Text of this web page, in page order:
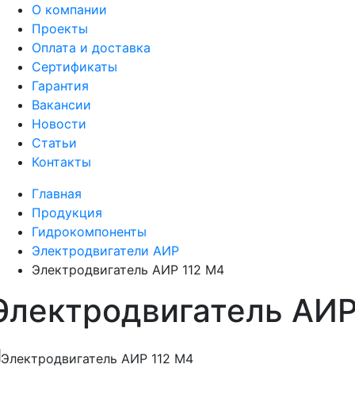
О компании
Проекты
Оплата и доставка
Сертификаты
Гарантия
Вакансии
Новости
Статьи
Контакты
Главная
Продукция
Гидрокомпоненты
Электродвигатели АИР
Электродвигатель АИР 112 M4